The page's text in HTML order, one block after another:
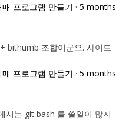
프로그램 만들기 · 5 months
bithumb 조합이군요. 사이드
프로그램 만들기 · 5 months
서는 git bash 를 쓸일이 많지